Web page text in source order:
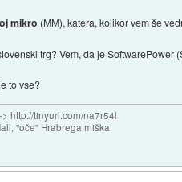
mikro (MM), katera, kolikor vem še
trg? Vem, da je
to vse?
http://tinyurl.com/na7r54l
"oče" Hrabrega miška